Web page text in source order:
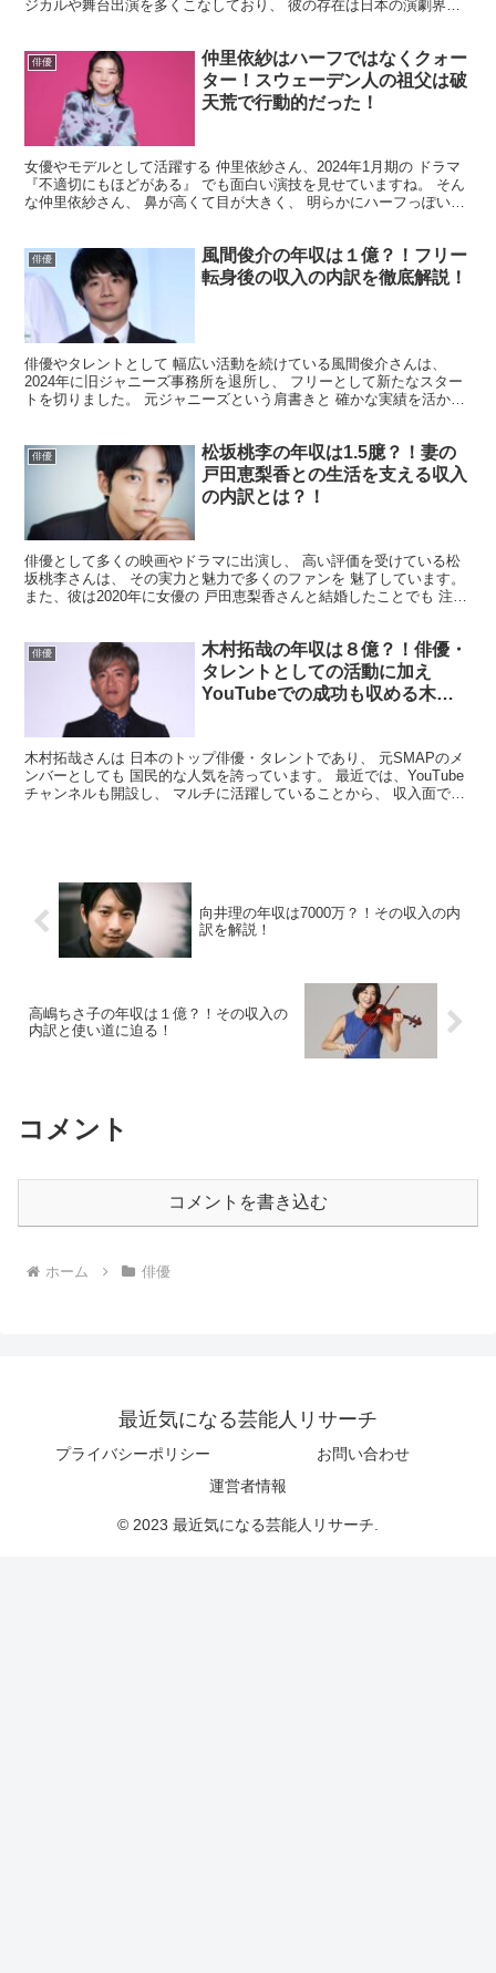
ジカルや舞台出演を多くこなしており、 彼の存在は日本の演劇界で
俳優
仲里依紗はハーフではなくクォー
ター！スウェーデン人の祖父は破
天荒で行動的だった！
女優やモデルとして活躍する 仲里依紗さん、2024年1月期の ドラマ
『不適切にもほどがある』 でも面白い演技を見せていますね。 そん
な仲里依紗さん、 鼻が高くて目が大きく、 明らかにハーフっぽいお
俳優
風間俊介の年収は１億？！フリー
転身後の収入の内訳を徹底解説！
俳優やタレントとして 幅広い活動を続けている風間俊介さんは、
2024年に旧ジャニーズ事務所を退所し、 フリーとして新たなスター
トを切りました。 元ジャニーズという肩書きと 確かな実績を活か
俳優
松坂桃李の年収は1.5臆？！妻の
戸田恵梨香との生活を支える収入
の内訳とは？！
俳優として多くの映画やドラマに出演し、 高い評価を受けている松
坂桃李さんは、 その実力と魅力で多くのファンを 魅了しています。
また、彼は2020年に女優の 戸田恵梨香さんと結婚したことでも 注目
俳優
木村拓哉の年収は８億？！俳優・
タレントとしての活動に加え
YouTubeでの成功も収める木村
木村拓哉さんは 日本のトップ俳優・タレントであり、 元SMAPのメ
ンバーとしても 国民的な人気を誇っています。 最近では、YouTube
チャンネルも開設し、 マルチに活躍していることから、 収入面でも
向井理の年収は7000万？！その収入の内
訳を解説！
高嶋ちさ子の年収は１億？！その収入の
内訳と使い道に迫る！
コメント
コメントを書き込む
ホーム 俳優
最近気になる芸能人リサーチ
プライバシーポリシー
お問い合わせ
運営者情報
© 2023 最近気になる芸能人リサーチ.